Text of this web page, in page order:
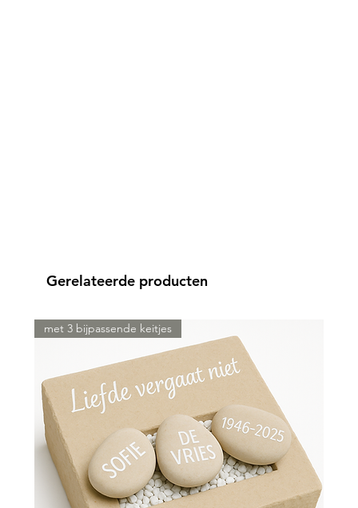
Gerelateerde producten
met 3 bijpassende keitjes